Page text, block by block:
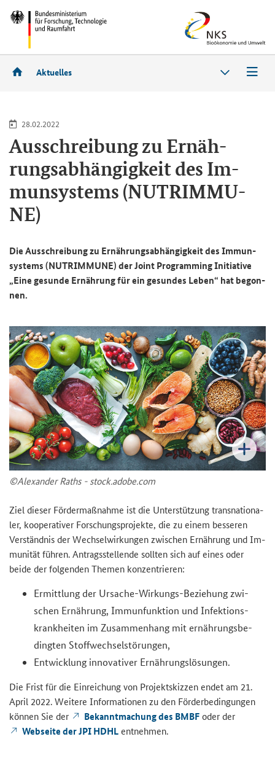
Aktuelles
28.02.2022
Aus­schrei­bung zu Er­näh­
rungs­ab­hän­gig­keit des Im­
mun­sys­tems (NU­TRIM­MU­
NE)
Die Aus­schrei­bung zu Er­näh­rungs­ab­hän­gig­keit des Im­mun­
sys­tems (NU­TRIM­MU­NE) derJoint ProgrammingIn­itia­ti­ve
„Eine ge­sun­de Er­näh­rung für ein ge­sun­des Leben“ hat be­gon­
nen.
©Alex­an­der Raths - stock.adobe.com
Ziel die­ser För­der­maß­nah­me ist die Un­ter­stüt­zung trans­na­tio­na­
ler, ko­ope­ra­ti­ver For­schungs­pro­jek­te, die zu einem bes­se­ren
Ver­ständ­nis der Wech­sel­wir­kun­gen zwi­schen Er­näh­rung und Im­
mu­ni­tät füh­ren. An­trags­stel­len­de soll­ten sich auf eines oder
beide der fol­gen­den The­men kon­zen­trie­ren:
Er­mitt­lung der Ursache-​Wirkungs-Beziehung zwi­
schen Er­näh­rung, Im­mun­funk­ti­on und In­fek­ti­ons­
krank­hei­ten im Zu­sam­men­hang mit er­näh­rungs­be­
ding­ten Stoff­wech­sel­stö­run­gen,
Ent­wick­lung in­no­va­ti­ver Er­näh­rungs­lö­sun­gen.
Die Frist für die Ein­rei­chung von Pro­jekt­skiz­zen endet am 21.
April 2022. Wei­te­re In­for­ma­tio­nen zu den För­der­be­din­gun­gen
kön­nen Sie der
Be­kannt­ma­chung des BMBFoder der
Web­sei­te der JPI HDHLent­neh­men.